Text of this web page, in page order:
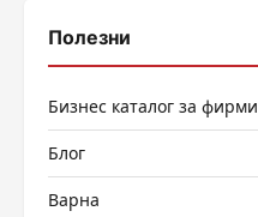
Полезни
Бизнес каталог за фирми
Блог
Варна